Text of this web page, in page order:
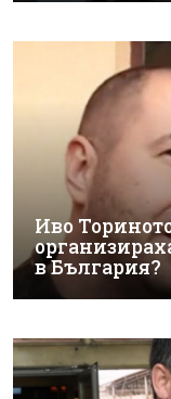
Иво
в България?